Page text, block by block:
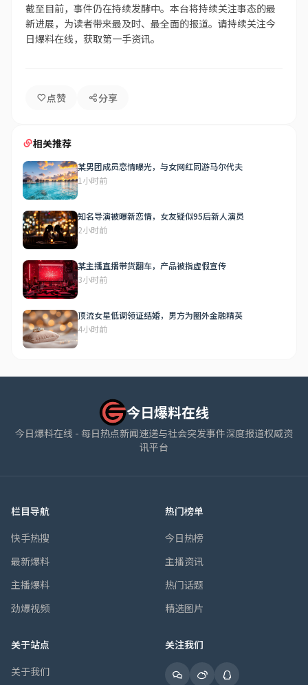
截至目前，事件仍在持续发酵中。本台将持续关注事态的最
新进展，为读者带来最及时、最全面的报道。请持续关注今
日爆料在线，获取第一手资讯。
点赞 分享
相关推荐
某男团成员恋情曝光，与女网红同游马尔代夫
1小时前
知名导演被曝新恋情，女友疑似95后新人演员
2小时前
某主播直播带货翻车，产品被指虚假宣传
3小时前
顶流女星低调领证结婚，男方为圈外金融精英
4小时前
今日爆料在线
今日爆料在线 - 每日热点新闻速递与社会突发事件深度报道权威资
讯平台
栏目导航
快手热搜
最新爆料
主播爆料
劲爆视频
热门榜单
今日热榜
主播资讯
热门话题
精选图片
关于站点
关于我们
关注我们